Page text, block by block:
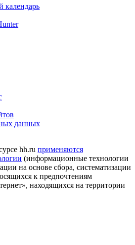
календарь
данных
hh.ru применяются
(информационные технологии
на основе сбора, систематизации
к предпочтениям
находящихся на территории